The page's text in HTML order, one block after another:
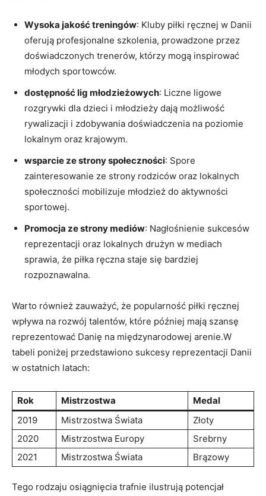
Wysoka jakość‌ treningów: Kluby piłki ręcznej w Danii
⁢oferują⁣ profesjonalne ​szkolenia,​ prowadzone‍ przez
doświadczonych trenerów, którzy mogą inspirować
młodych ⁤sportowców.
dostępność lig młodzieżowych: Liczne ​ligowe
rozgrywki dla dzieci i młodzieży dają możliwość⁣
rywalizacji i zdobywania doświadczenia na poziomie
lokalnym oraz krajowym.
wsparcie ze strony społeczności: ⁤Spore
zainteresowanie ze‍ strony rodziców oraz lokalnych⁣
społeczności mobilizuje młodzież do aktywności
sportowej.
Promocja​ ze strony mediów: Nagłośnienie sukcesów
reprezentacji oraz lokalnych drużyn w mediach
sprawia, że piłka ręczna staje się bardziej
rozpoznawalna.
Warto również zauważyć, że ‍popularność piłki ręcznej
wpływa na rozwój ⁢talentów, które później mają szansę
reprezentować Danię na ⁢międzynarodowej arenie.W⁤
tabeli poniżej przedstawiono sukcesy reprezentacji Danii
w ostatnich latach:
Rok Mistrzostwa
Medal
2019
Mistrzostwa Świata
Złoty
2020
Mistrzostwa Europy
Srebrny
2021
Mistrzostwa Świata Brązowy
Tego rodzaju osiągnięcia trafnie ilustrują potencjał